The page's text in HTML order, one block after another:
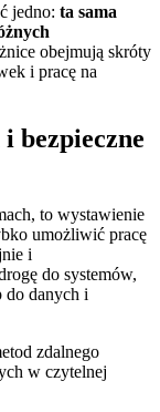
jedno: ta sama
obejmują skróty
i pracę na
bezpieczne
to wystawienie
umożliwić pracę
i
do systemów,
do danych i